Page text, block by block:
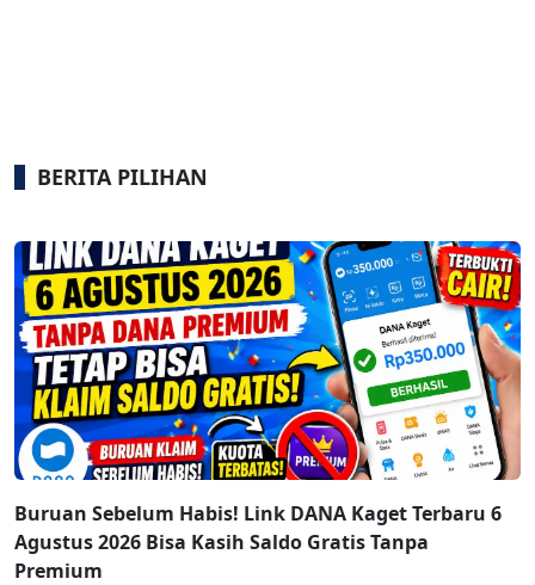
BERITA PILIHAN
Buruan Sebelum Habis! Link DANA Kaget Terbaru 6
Agustus 2026 Bisa Kasih Saldo Gratis Tanpa
Premium